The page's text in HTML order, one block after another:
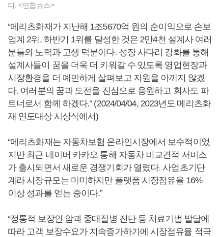
다. <연합뉴스>
“메리츠화재가 지난해 1조5670억 원의 순이익으로 손보
업계 2위, 하반기 1위를 달성한 것은 2만4천 설계사 여러
분들의 노력과 고생 덕분이다. 성장 사다리 강화를 통해
설계사들이 꿈을 더욱 더 키워갈 수 있도록 영업현장과
시장환경을 더 예민하게 살펴보고 지원을 아끼지 않겠
다. 여러분의 꿈과 도전을 진심으로 응원하고 회사도 파
트너로서 함께 하겠다.” (2024/04/04, 2023년도 메리츠화
재 연도대상 시상식에서)
“메리츠화재는 자동차보험 온라인시장에서 보수적이었
지만 최근 네이버 카카오 통해 자동차 비교견적 서비스
가 출시되면서 새로운 경쟁기회가 열렸다. 사업초기단
계라 시장규모는 미미하지만 플랫폼 시장점유율 16%
이상 성과를 얻는 중이다.”
“정통적 보장인 암과 중대질병 진단 등 치료기법 발달에
따라 고객 보장수요가 지속증가하기에 시장점유율 적극